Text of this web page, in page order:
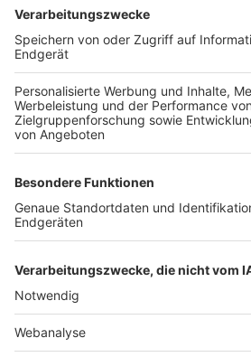
TOP-VEREINE
TOP-PARTNER